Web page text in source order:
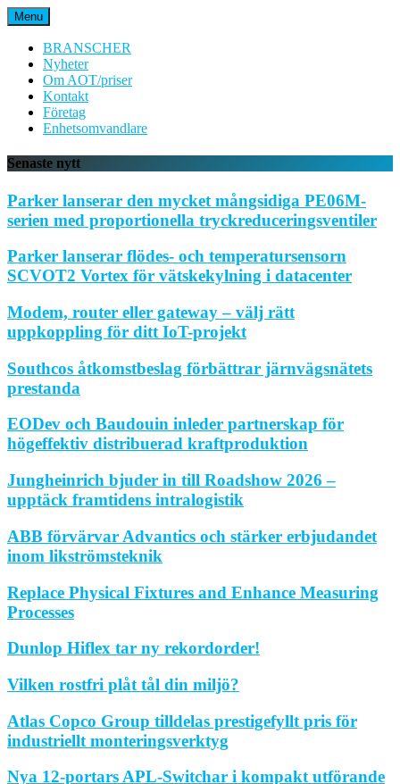
Hoppa
till
innehåll
Menu
BRANSCHER
Nyheter
Om AOT/priser
Kontakt
Företag
Enhetsomvandlare
Senaste nytt
Parker lanserar den mycket mångsidiga PE06M-
serien med proportionella tryckreduceringsventiler
Parker lanserar flödes- och temperatursensorn
SCVOT2 Vortex för vätskekylning i datacenter
Modem, router eller gateway – välj rätt
uppkoppling för ditt IoT-projekt
Southcos åtkomstbeslag förbättrar järnvägsnätets
prestanda
EODev och Baudouin inleder partnerskap för
högeffektiv distribuerad kraftproduktion
Jungheinrich bjuder in till Roadshow 2026 –
upptäck framtidens intralogistik
ABB förvärvar Advantics och stärker erbjudandet
inom likströmsteknik
Replace Physical Fixtures and Enhance Measuring
Processes
Dunlop Hiflex tar ny rekordorder!
Vilken rostfri plåt tål din miljö?
Atlas Copco Group tilldelas prestigefyllt pris för
industriellt monteringsverktyg
Nya 12-portars APL-Switchar i kompakt utförande